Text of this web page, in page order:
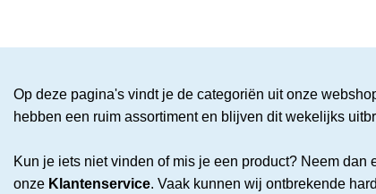
Op deze pagina's vindt je de categoriën uit onze
hebben een ruim assortiment en blijven dit wekelijks
Kun je iets niet vinden of mis je een product? Neem dan
onze Klantenservice. Vaak kunnen wij ontbrekende